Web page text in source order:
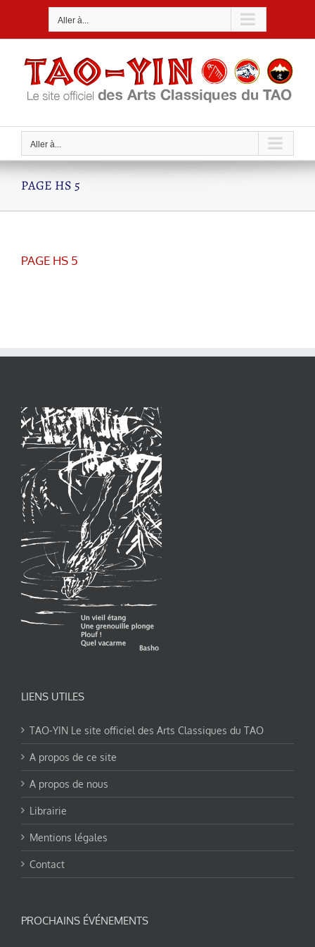
Aller à...
Aller à...
PAGE HS 5
PAGE HS 5
LIENS UTILES
TAO-YIN Le site officiel des Arts Classiques du TAO
A propos de ce site
A propos de nous
Librairie
Mentions légales
Contact
PROCHAINS ÉVÉNEMENTS